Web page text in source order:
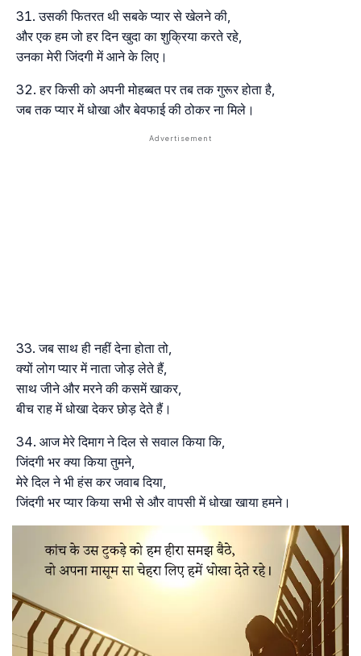
उसकी फितरत थी सबके प्यार से खेलने की,
और एक हम जो हर दिन खुदा का शुक्रिया करते रहे,
उनका मेरी जिंदगी में आने के लिए।
हर किसी को अपनी मोहब्बत पर तब तक गुरूर होता है,
जब तक प्यार में धोखा और बेवफाई की ठोकर ना मिले।
जब साथ ही नहीं देना होता तो,
क्यों लोग प्यार में नाता जोड़ लेते हैं,
साथ जीने और मरने की कसमें खाकर,
बीच राह में धोखा देकर छोड़ देते हैं।
आज मेरे दिमाग ने दिल से सवाल किया कि,
जिंदगी भर क्या किया तुमने,
मेरे दिल ने भी हंस कर जवाब दिया,
जिंदगी भर प्यार किया सभी से और वापसी में धोखा खाया हमने।